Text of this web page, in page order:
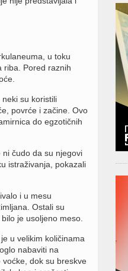
u toku
riba. Pored raznih
su koristili
povrće i začine. Ovo
do egzotičnih
čudo da su njegovi
istraživanja, pokazali
i u mesu
Ostali su
je usoljeno meso.
u velikim količinama
nabaviti na
dok su breskve